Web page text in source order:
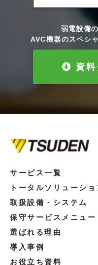
弱電設備
AVC機器のスペシ
資
サービス一覧
トータルソリューショ
取扱設備・システム
保守サービスメニュー
選ばれる理由
導入事例
お役立ち資料